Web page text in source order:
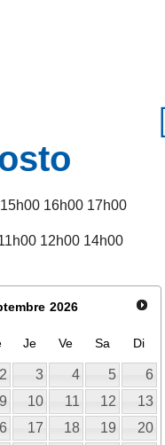
16h00 17h00
12h00 14h00
2026
Je Ve Sa Di
2 3 4 5
6
9 10 11 12
13
17 18 19
20